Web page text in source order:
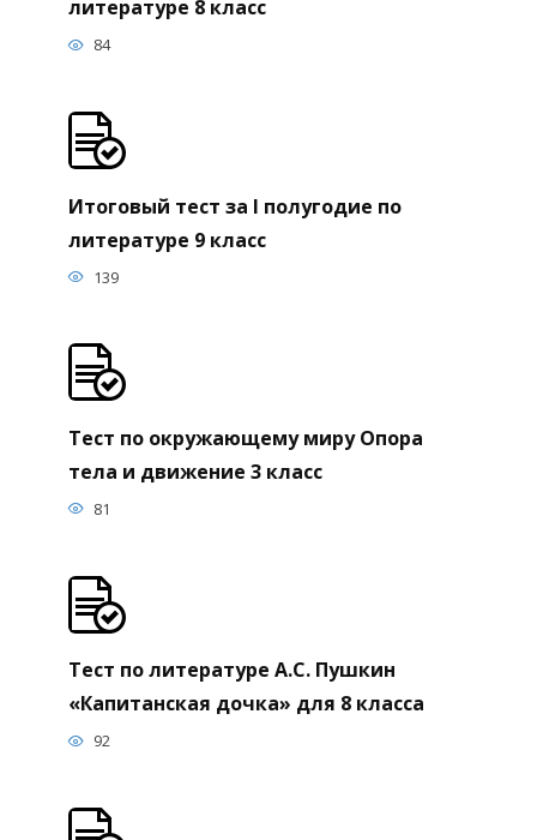
литературе 8 класс
84
Итоговый тест за I полугодие по
литературе 9 класс
139
Тест по окружающему миру Опора
тела и движение 3 класс
81
Тест по литературе А.С. Пушкин
«Капитанская дочка» для 8 класса
92